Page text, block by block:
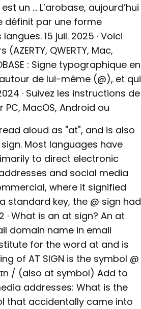
un … L’arobase, aujourd’hui
définit par une forme
15 juil. 2025 · Voici
QWERTY, Mac,
: Signe typographique en
de lui-même (@), et qui
· Suivez les instructions de
MacOS, Android ou
aloud as "at", and is also
Most languages have
to direct electronic
and social media
where it signified
standard key, the @ sign had
· What is an at sign? An at
domain name in email
for the word at and is
of AT SIGN is the symbol @
/ (also at symbol) Add to
addresses: What is the
that accidentally came into